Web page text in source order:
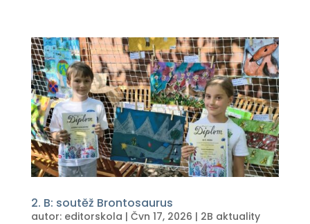
2. B: soutěž Brontosaurus
autor: editorskola | Čvn 17, 2026 | 2B aktuality